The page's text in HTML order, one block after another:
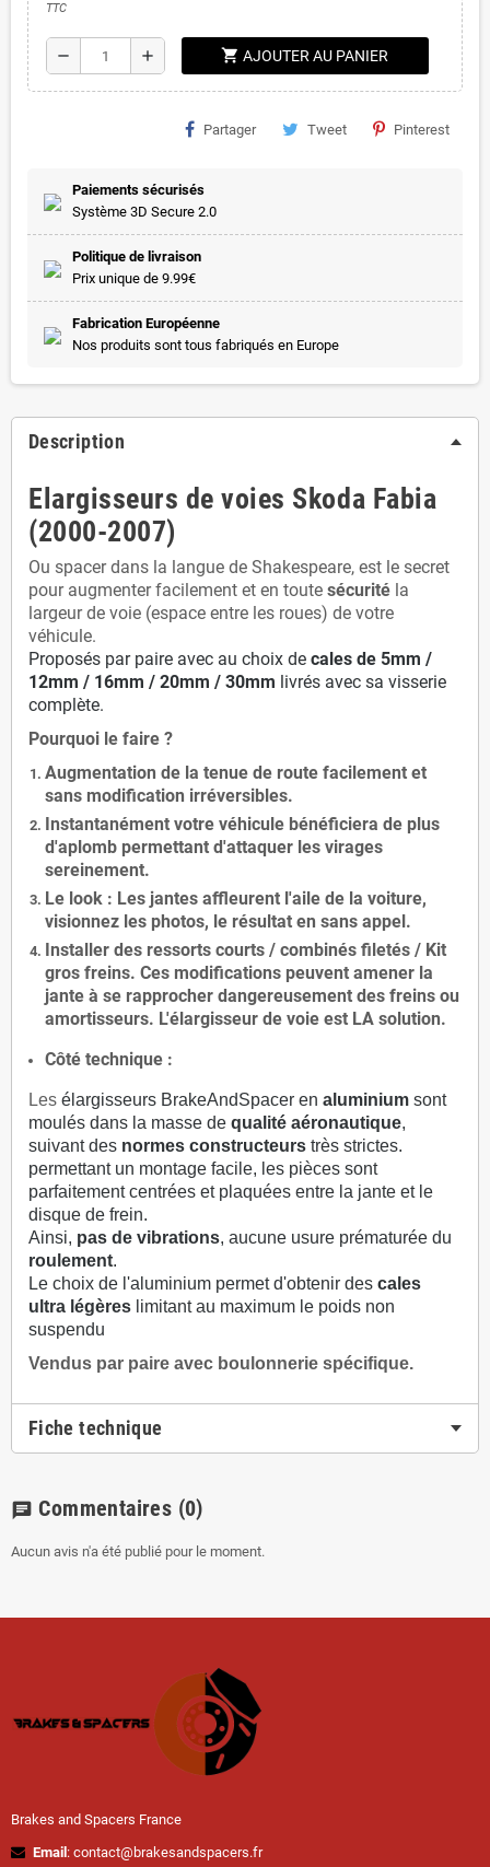
TTC
remove add shopping_cart AJOUTER AU PANIER
Partager Tweet Pinterest
Paiements sécurisés
Système 3D Secure 2.0
Politique de livraison
Prix unique de 9.99€
Fabrication Européenne
Nos produits sont tous fabriqués en Europe
Description
Elargisseurs de voies Skoda Fabia
(2000-2007)
Ou spacer dans la langue de Shakespeare, est le secret
pour augmenter facilement et en toute sécurité la
largeur de voie (espace entre les roues) de votre
véhicule.
Proposés par paire avec au choix de cales de 5mm /
12mm / 16mm / 20mm / 30mm livrés avec sa visserie
complète.
Pourquoi le faire ?
Augmentation de la tenue de route facilement et
sans modification irréversibles.
Instantanément votre véhicule bénéficiera de plus
d'aplomb permettant d'attaquer les virages
sereinement.
Le look : Les jantes affleurent l'aile de la voiture,
visionnez les photos, le résultat en sans appel.
Installer des ressorts courts / combinés filetés / Kit
gros freins. Ces modifications peuvent amener la
jante à se rapprocher dangereusement des freins ou
amortisseurs. L'élargisseur de voie est LA solution.
Côté technique :
Les élargisseurs BrakeAndSpacer en aluminium sont
moulés dans la masse de qualité aéronautique,
suivant des normes constructeurs très strictes.
permettant un montage facile, les pièces sont
parfaitement centrées et plaquées entre la jante et le
disque de frein.
Ainsi, pas de vibrations, aucune usure prématurée du
roulement.
Le choix de l'aluminium permet d'obtenir des cales
ultra légères limitant au maximum le poids non
suspendu
Vendus par paire avec boulonnerie spécifique.
Fiche technique
chat Commentaires (0)
Aucun avis n'a été publié pour le moment.
Brakes and Spacers France
Email : contact@brakesandspacers.fr